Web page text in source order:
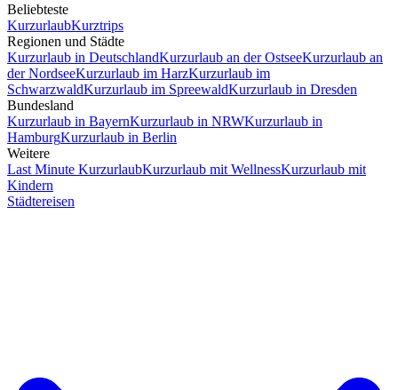
Beliebteste
KurzurlaubKurztrips
Regionen und Städte
Kurzurlaub in DeutschlandKurzurlaub an der OstseeKurzurlaub an
der NordseeKurzurlaub im HarzKurzurlaub im
SchwarzwaldKurzurlaub im SpreewaldKurzurlaub in Dresden
Bundesland
Kurzurlaub in BayernKurzurlaub in NRWKurzurlaub in
HamburgKurzurlaub in Berlin
Weitere
Last Minute KurzurlaubKurzurlaub mit WellnessKurzurlaub mit
Kindern
Städtereisen